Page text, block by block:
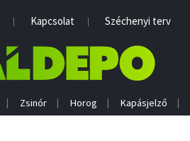
Kapcsolat Széchenyi terv
Zsinór Horog Kapásjelző